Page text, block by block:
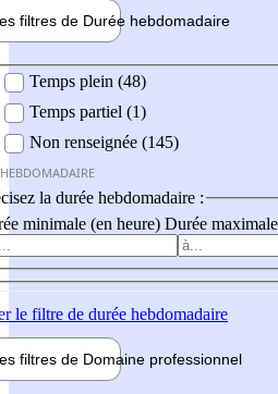
filtres de Durée hebdomadaire
Temps plein (48)
Temps partiel (1)
Non renseignée (145)
la durée hebdomadaire :
minimale (en heure) Durée
le filtre de durée hebdomadaire
filtres de Domaine professionnel